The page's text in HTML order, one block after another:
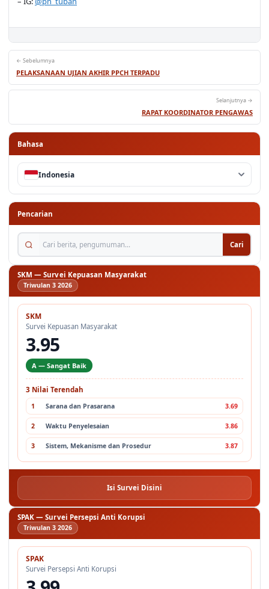
PELAKSANAAN UJIAN AKHIR PPCH TERPADU
Selanjutnya →
RAPAT KOORDINATOR PENGAWAS
Bahasa
Indonesia
Pencarian
Cari berita, pengumuman...
Cari
Triwulan 3 2026
SKM
Survei Kepuasan Masyarakat
3.95
A — Sangat Baik
1 Sarana dan Prasarana
2 Waktu Penyelesaian 3.86
3 Sistem, Mekanisme dan Prosedur 3.87
Isi Survei Disini
Triwulan 3 2026
SPAK
Survei Persepsi Anti Korupsi
3.99